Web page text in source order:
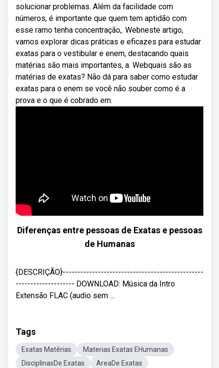
solucionar problemas. Além da facilidade com
números, é importante que quem tem aptidão com
esse ramo tenha concentração,. Webneste artigo,
vamos explorar dicas práticas e eficazes para estudar
exatas para o vestibular e enem, destacando quais
matérias são mais importantes, a. Webquais são as
matérias de exatas? Não dá para saber como estudar
exatas para o enem se você não souber como é a
prova e o que é cobrado em.
Diferenças entre pessoas de Exatas e pessoas
de Humanas
{DESCRIÇÃO}------------------------------------------------
-------------------- DOWNLOAD: Música da Intro
Extensão FLAC (audio sem ...
Tags
Exatas Matérias
Materias Exatas EHumanas
DisciplinasDe Exatas
AreaDe Exatas